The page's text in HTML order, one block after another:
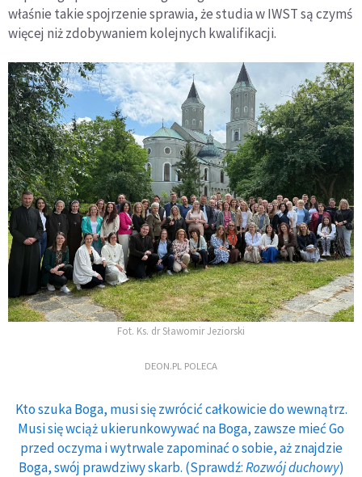
właśnie takie spojrzenie sprawia, że studia w IWST są czymś
więcej niż zdobywaniem kolejnych kwalifikacji.
Fot. Ks. dr Sławomir Jeziorski
DEON.PL POLECA
Kto szuka Boga, musi się zwrócić całkowicie do wewnątrz.
Musi się wciąż ukierunkowywać na Boga, zawsze mieć Go
przed oczyma i wytrwale zapominać o sobie, aż znajdzie
Boga, swój prawdziwy skarb. (Sprawdź:Rozwój duchowy)